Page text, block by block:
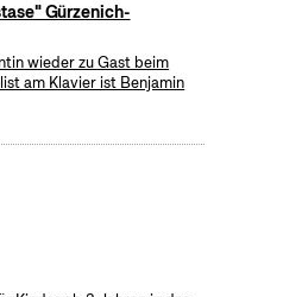
Gürzenich-
wieder zu Gast beim
am Klavier ist Benjamin